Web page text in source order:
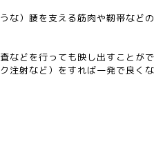
な）腰を支える筋肉や靭帯など
などを行っても映し出すことが
注射など）をすれば一発で良く